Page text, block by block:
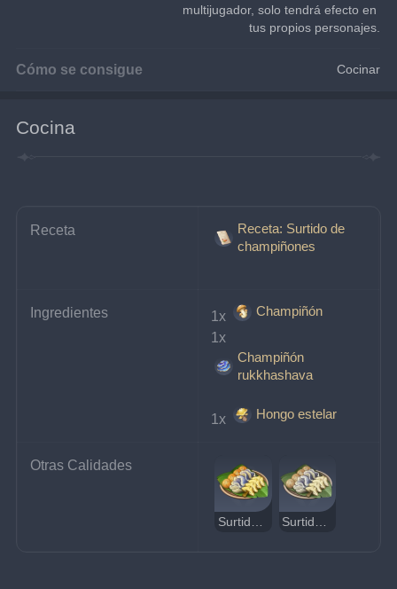
multijugador, solo tendrá efecto en
tus propios personajes.
Cómo se consigue Cocinar
Cocina
Receta
Receta: Surtido de
champiñones
Ingredientes 1x
Champiñón
1x
Champiñón
rukkhashava
1x Hongo estelar
Otras Calidades